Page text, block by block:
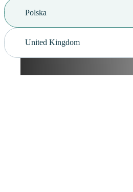
Polska
United Kingdom